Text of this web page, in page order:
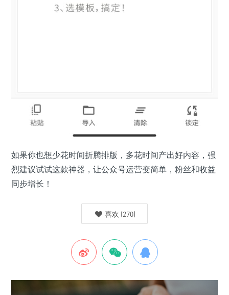
如果你也想少花时间折腾排版，多花时间产出好内容，强
烈建议试试这款神器，让公众号运营变简单，粉丝和收益
同步增长！
喜欢 (270)